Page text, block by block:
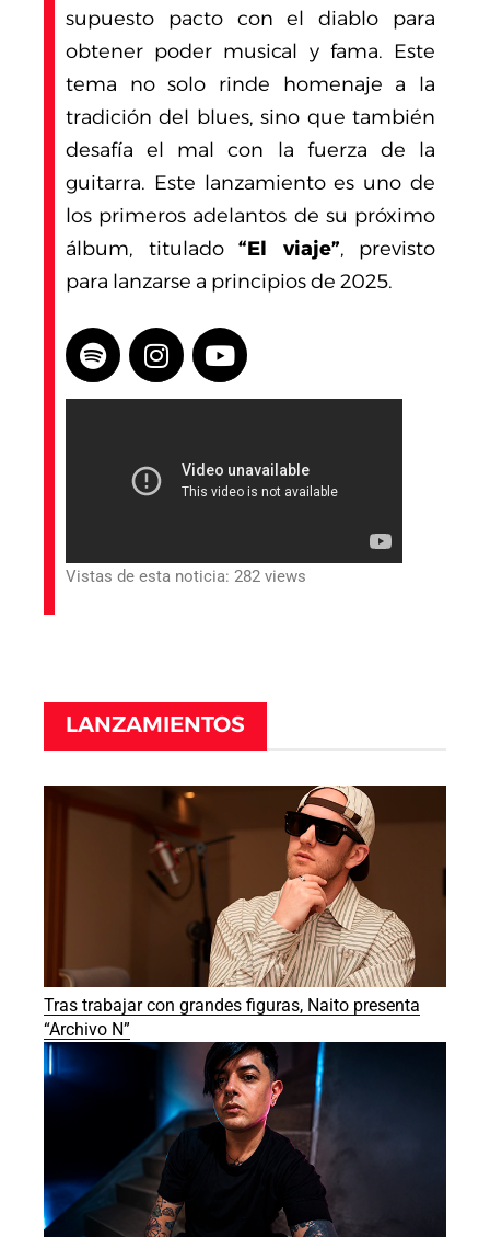
supuesto pacto con el diablo para
obtener poder musical y fama. Este
tema no solo rinde homenaje a la
tradición del blues, sino que también
desafía el mal con la fuerza de la
guitarra. Este lanzamiento es uno de
los primeros adelantos de su próximo
álbum, titulado “El viaje”, previsto
para lanzarse a principios de 2025.
Vistas de esta noticia: 282 views
LANZAMIENTOS
Tras trabajar con grandes figuras, Naito presenta
“Archivo N”